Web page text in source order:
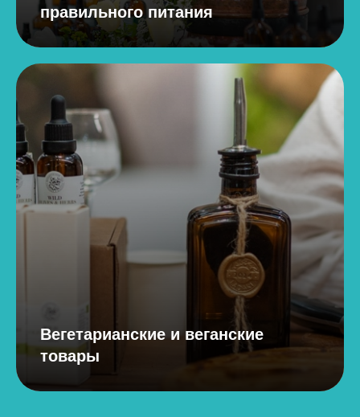
правильного питания
Вегетарианские и веганские
товары